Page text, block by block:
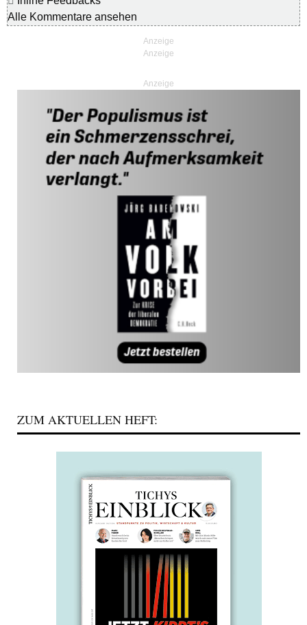
Alle Kommentare ansehen
Anzeige
ZUM AKTUELLEN HEFT: